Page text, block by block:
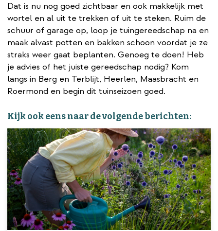
Dat is nu nog goed zichtbaar en ook makkelijk met
wortel en al uit te trekken of uit te steken. Ruim de
schuur of garage op, loop je tuingereedschap na en
maak alvast potten en bakken schoon voordat je ze
straks weer gaat beplanten. Genoeg te doen! Heb
je advies of het juiste gereedschap nodig? Kom
langs in Berg en Terblijt, Heerlen, Maasbracht en
Roermond en begin dit tuinseizoen goed.
Kijk ook eens naar de volgende berichten: